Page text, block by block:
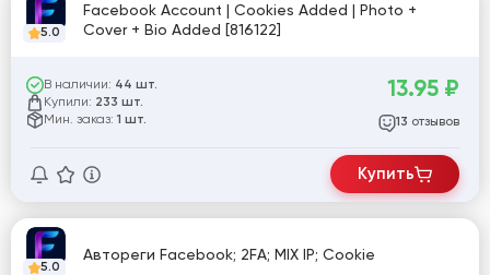
5.0
Facebook Account | Cookies Added | Photo +
Cover + Bio Added [816122]
В наличии: 44 шт.
Купили: 233 шт.
Мин. заказ: 1 шт.
13.95 ₽
13 отзывов
Купить
5.0
Автореги Facebook; 2FA; MIX IP; Cookie